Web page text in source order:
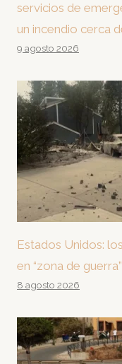
servicios de
un incendio cerca
9 agosto 2026
Estados Unidos:
en “zona de guerra”
8 agosto 2026